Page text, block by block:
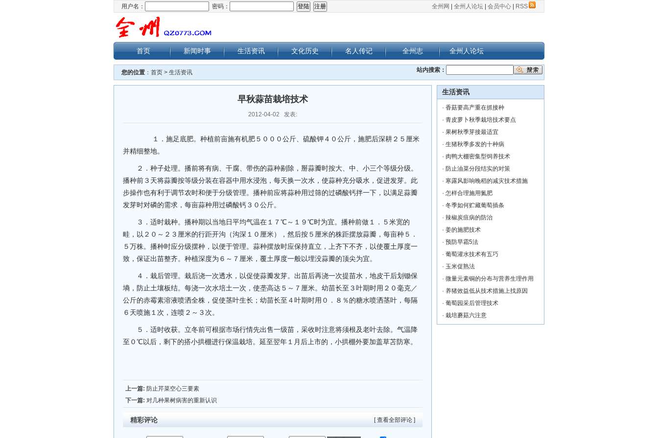
全州网 全州人论坛 会员中心 RSS
用户名： 密码：
首页 新闻时事 生活资讯 文化历史 名人传记 全州志 全州人论坛
您的位置 ： 首页 > 生活资讯 站内搜索：
早秋蒜苗栽培技术
2012-04-02 发表:
１．施足底肥。种植前亩施有机肥５０００公斤、硫酸钾４０公斤，施肥后深耕２５厘米
并精细整地。
２．种子处理。播前将有病、干腐、带伤的蒜种剔除，掰蒜瓣时按大、中、小三个等级分级。
播种前３天将蒜瓣按等级分装在容器中用水浸泡，每天换一次水，使蒜种充分吸水，促进发芽。此
步操作也有利于调节农时和便于分级管理。播种前应将蒜种用过筛的过磷酸钙拌一下，以满足蒜瓣
发芽时对磷的需求，每亩蒜种用过磷酸钙３０公斤。
３．适时栽种。播种期以当地日平均气温在１７℃～１９℃时为宜。播种前做１．５米宽的
畦，以２０～２３厘米的行距开沟（沟深１０厘米），然后按５厘米的株距摆放蒜瓣，每亩种５．
５万株。播种时应分级摆种，以便于管理。蒜种摆放时应保持直立，上齐下不齐，以使覆土厚度一
致，保证出苗整齐。种植深度为６～７厘米，覆土厚度一般以埋没蒜瓣的顶尖为宜。
４．栽后管理。栽后浇一次透水，以促使蒜瓣发芽。出苗后再浇一次提苗水，地皮干后划锄保
墒，防止土壤板结。每浇一次水培土一次，使垄高达５～７厘米。幼苗长至３叶期时用２０毫克／
公斤的赤霉素溶液喷洒全株，促使茎叶生长；幼苗长至４叶期时用０．８％的糖水喷洒茎叶，每隔
６天喷施１次，连喷２～３次。
５．适时收获。立冬前可根据市场行情先出售一级苗，采收时注意将须根及老叶去除。气温降
至０℃以后，剩下的搭小拱棚进行保温栽培。延至翌年１月后上市的，小拱棚外要加盖草苫防寒。
上一篇: 防止芹菜空心三要素
下一篇: 对几种果树病害的重新认识
[ 查看全部评论 ]
精彩评论
生活资讯
· 香菇要高产重在抓接种
· 青皮萝卜秋季栽培技术要点
· 果树秋季芽接最适宜
· 生猪秋季多发的十种病
· 肉鸭大棚密集型饲养技术
· 防止油菜分段结实的对策
· 寒露风影响晚稻的减灾技术措施
· 怎样合理施用氮肥
· 冬季如何贮藏葡萄插条
· 辣椒炭疽病的防治
· 姜的施肥技术
· 预防早霜5法
· 葡萄灌水技术有五巧
· 玉米促熟法
· 微量元素铜的分布与营养生理作用
· 养猪效益低从技术措施上找原因
· 葡萄园采后管理技术
· 栽培蘑菇六注意